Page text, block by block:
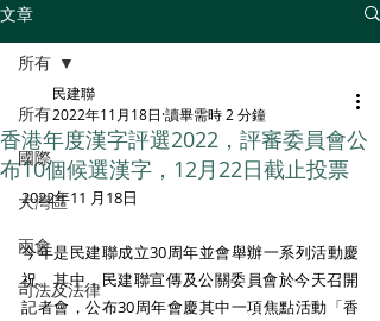
文章
所有
國際
大灣區
兩會
司法及法律
所有
香港年度漢字評選2022，評審委員會公
布10個候選漢字，12月22日截止投票
民建聯
2022年11月18日 讀畢需時 2 分鐘
2022年11 月18日
今年是民建聯成立30周年並會舉辦一系列活動慶
祝。其中，民建聯宣傳及公關委員會於今天召開
記者會，公布30周年會慶其中一項焦點活動「香